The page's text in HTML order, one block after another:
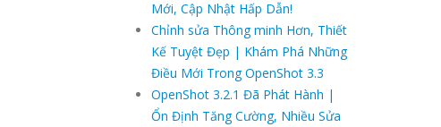
Mới, Cập Nhật Hấp Dẫn!
Chỉnh sửa Thông minh Hơn, Thiết
Kế Tuyệt Đẹp | Khám Phá Những
Điều Mới Trong OpenShot 3.3
OpenShot 3.2.1 Đã Phát Hành |
Ổn Định Tăng Cường, Nhiều Sửa